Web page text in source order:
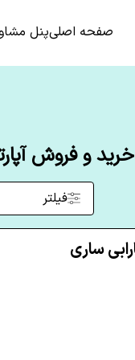
صفحه اصلیپنل
خرید و فروش
فیلتر